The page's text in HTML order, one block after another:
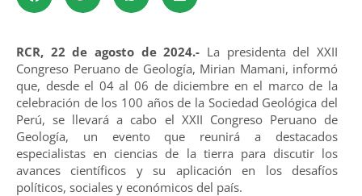
RCR, 22 de agosto de 2024.- La presidenta del XXII
Congreso Peruano de Geología, Mirian Mamani, informó
que, desde el 04 al 06 de diciembre en el marco de la
celebración de los 100 años de la Sociedad Geológica del
Perú, se llevará a cabo el XXII Congreso Peruano de
Geología, un evento que reunirá a destacados
especialistas en ciencias de la tierra para discutir los
avances científicos y su aplicación en los desafíos
políticos, sociales y económicos del país.